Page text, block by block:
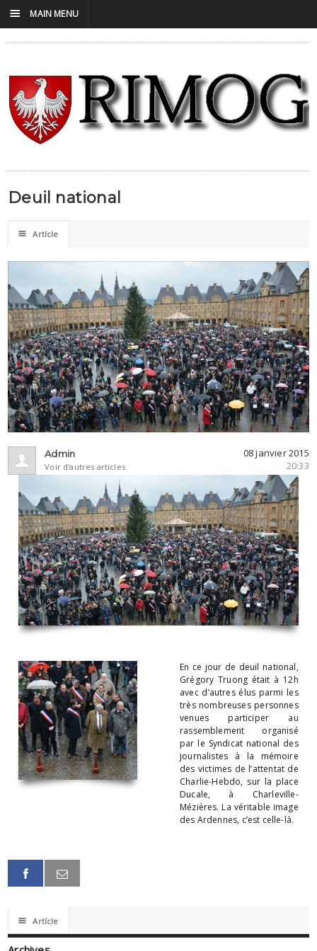
Deuil national
☰ Artícle
Admin
Voir d'autres articles
08 janvier 2015
20:33
En ce jour de deuil national,
Grégory Truong était à 12h
avec d’autres élus parmi les
très nombreuses personnes
venues participer au
rassemblement organisé
par le Syndicat national des
journalistes à la mémoire
des victimes de l’attentat de
Charlie-Hebdo, sur la place
Ducale, à Charleville-
Mézières. La véritable image
des Ardennes, c’est celle-là.
☰ Artícle
☰ MAIN MENU